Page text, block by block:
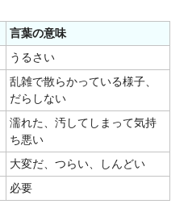
言葉の意味
うるさい
乱雑で散らかっている様子、
だらしない
濡れた、汚してしまって気持
ち悪い
大変だ、つらい、しんどい
必要